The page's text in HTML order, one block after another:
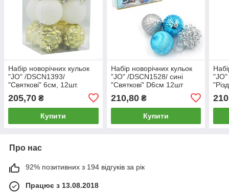
Набір новорічних кульок
"JO" /DSCN1393/
"Святкові" 6см, 12шт.
205,70 ₴
Купити
Набір новорічних кульок
"JO" /DSCN1528/ сині
"Святкові" D6см 12шт
210,80₴
Купити
"JO"
Про нас
92% позитивних з 194 відгуків за рік
Працює з 13.08.2018